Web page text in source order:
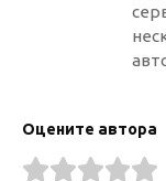
Оцените автора